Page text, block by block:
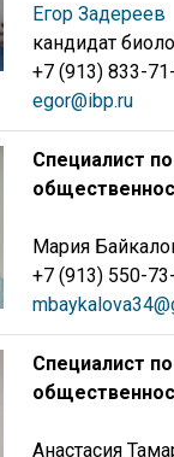
Егор Задереев
кандидат
+7 (913) 833-
egor@ibp.ru
Специалист
Мария
+7 (913) 550-
Специалист
Анастасия